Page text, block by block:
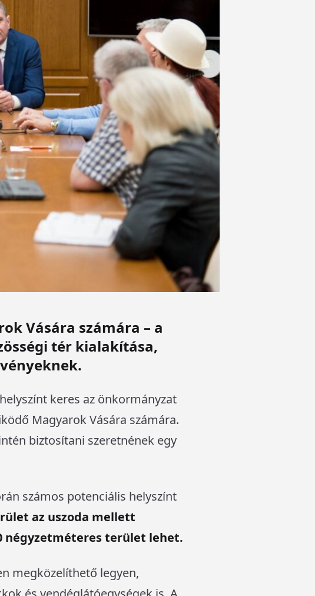
Vására számára – a
tér kialakítása,
keres az önkormányzat
Magyarok Vására számára.
biztosítani szeretnének egy
számos potenciális helyszínt
az uszoda mellett
négyzetméteres terület lehet.
megközelíthető legyen,